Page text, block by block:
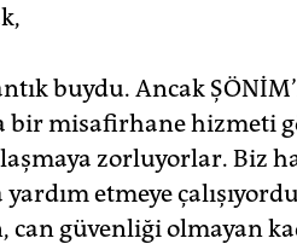
buydu. Ancak
bir misafirhane hizmeti
zorluyorlar. Biz
etmeye
can güvenliği olmayan